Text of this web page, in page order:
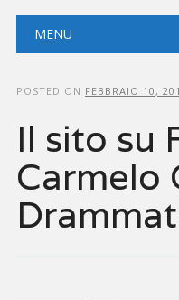
Main menu
MENU
POSTED ON FEBBRAIO 10,
Il sito su
Carmelo